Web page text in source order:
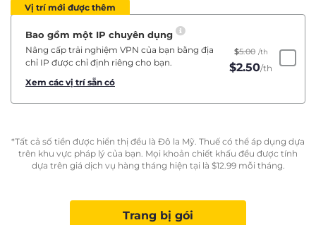
Vị trí mới được thêm
Bao gồm một IP chuyên dụng
Nâng cấp trải nghiệm VPN của bạn bằng địa
chỉ IP được chỉ định riêng cho bạn.
Xem các vị trí sẵn có
$5.00 /th
$2.50/th
*Tất cả số tiền được hiển thị đều là Đô la Mỹ. Thuế có thể áp dụng dựa
trên khu vực pháp lý của bạn. Mọi khoản chiết khấu đều được tính
dựa trên giá dịch vụ hàng tháng hiện tại là $12.99mỗi tháng.
Trang bị gói